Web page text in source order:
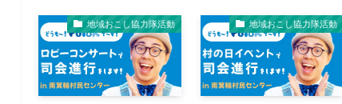
地域おこし協力隊活動 地域おこし協力隊活動